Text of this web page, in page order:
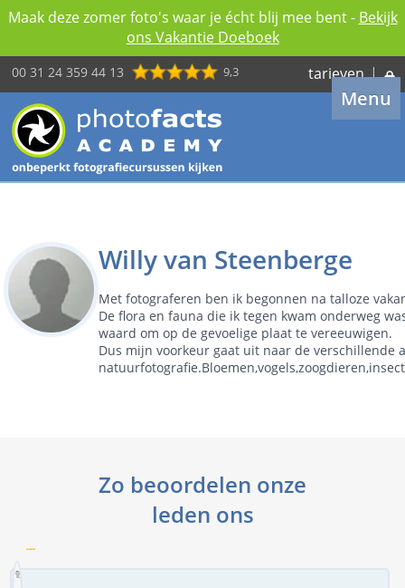
Maak deze zomer foto's waar je écht blij mee bent - Bekijk
ons Vakantie Doeboek
00 31 24 359 44 13 9,3 tarieven |
Menu
Willy van Steenberge
Met fotograferen ben ik begonnen na talloze
De flora en fauna die ik tegen kwam onderweg
waard om op de gevoelige plaat te vereeuwigen.
Dus mijn voorkeur gaat uit naar de verschillende
Zo beoordelen onze
leden ons